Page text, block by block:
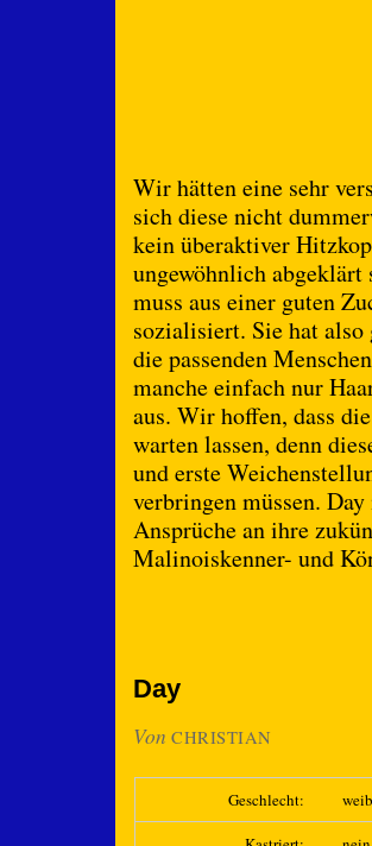
Wir hätten eine sehr
sich diese nicht
kein überaktiver
ungewöhnlich abgeklärt
muss aus einer guten
sozialisiert. Sie hat also
die passenden
manche einfach nur
aus. Wir hoffen, dass
warten lassen, denn
und erste
verbringen müssen.
Ansprüche an ihre
Malinoiskenner- und
Day
Von CHRISTIAN
Geschlecht: